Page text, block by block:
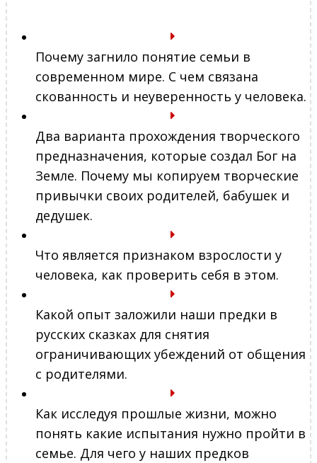
Почему загнило понятие семьи в
современном мире. С чем связана
скованность и неуверенность у человека.
Два варианта прохождения творческого
предназначения, которые создал Бог на
Земле. Почему мы копируем творческие
привычки своих родителей, бабушек и
дедушек.
Что является признаком взрослости у
человека, как проверить себя в этом.
Какой опыт заложили наши предки в
русских сказках для снятия
ограничивающих убеждений от общения
с родителями.
Как исследуя прошлые жизни, можно
понять какие испытания нужно пройти в
семье. Для чего у наших предков